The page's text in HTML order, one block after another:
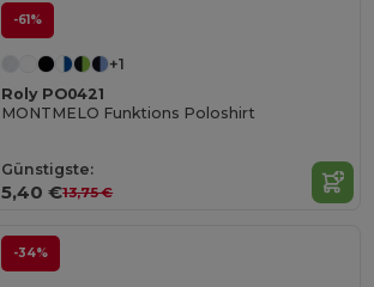
-61%
+1
Roly PO0421
MONTMELO Funktions Poloshirt
Günstigste:
5,40 €13,75 €
-34%